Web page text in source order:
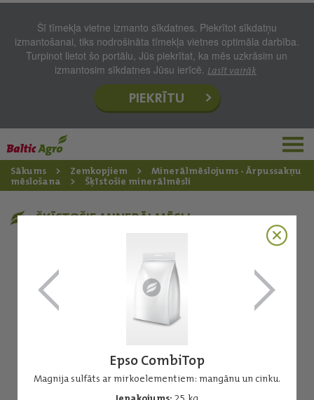
Šī tīmekļa vietne izmanto sīkdatnes. Piekrītot sīkdatņu
izmantošanai, tiks nodrošināta tīmekļa vietnes optimāla darbība.
Turpinot lietot šo portālu, Jūs piekrītat, ka mēs uzkrāsim un
izmantosim sīkdatnes Jūsu ierīcē. Lasīt vairāk
PIEKRĪTU
Sākums Zemkopjiem
Minerālmēslojums - Ārpussakņu
mēslošana
Šķīstošie minerālmēsli
Epso CombiTop
Magnija sulfāts ar mirkoelementiem: mangānu un cinku.
ŠĶĪSTOŠIE MINERĀLMĒSLI